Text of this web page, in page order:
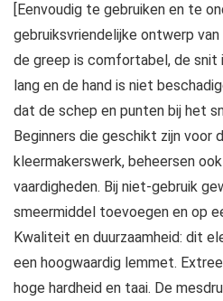
[Eenvoudig te gebruiken en te
gebruiksvriendelijke ontwerp
de greep is comfortabel, de snit
lang en de hand is niet
dat de schep en punten bij het
Beginners die geschikt zijn voor
kleermakerswerk, beheersen
vaardigheden. Bij niet-gebruik
smeermiddel toevoegen en op
Kwaliteit en duurzaamheid: dit
een hoogwaardig lemmet.
hoge hardheid en taai. De